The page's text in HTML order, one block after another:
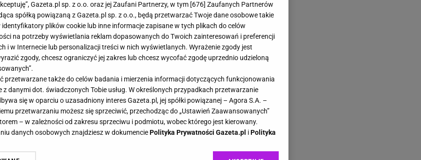
Polski wakacyjny raj może być
Gazeta.pl sp. z o.o. oraz jej Zaufani Partnerzy, w tym [676] Zaufanych Partnerów
spółką powiązaną z Gazeta.pl sp. z o.o., będą przetwarzać Twoje dane osobowe takie
identyfikatory plików cookie lub inne informacje zapisane w tych plikach do celów
na potrzeby wyświetlania reklam dopasowanych do Twoich zainteresowań i preferencji
i w Internecie lub personalizacji treści w nich wyświetlanych. Wyrażenie zgody jest
zgody, chcesz ograniczyć jej zakres lub chcesz wycofać zgodę uprzednio udzieloną
przetwarzane także do celów badania i mierzenia informacji dotyczących funkcjonowania
z danymi dot. świadczonych Tobie usług. W określonych przypadkach przetwarzanie
się w oparciu o uzasadniony interes Gazeta.pl, jej spółki powiązanej – Agora S.A. –
przetwarzaniu możesz się sprzeciwić, przechodząc do „Ustawień Zaawansowanych”
– w zależności od zakresu sprzeciwu i podmiotu, wobec którego jest kierowany.
danych osobowych znajdziesz w dokumenciePolityka Prywatności Gazeta.pl iPolityka